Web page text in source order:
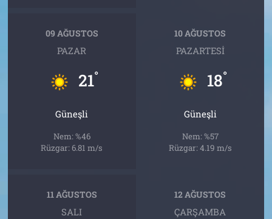
09 AĞUSTOS
PAZAR
21°
Güneşli
Nem: %46
Rüzgar: 6.81 m/s
10 AĞUSTOS
PAZARTESI
18°
Güneşli
Nem: %57
Rüzgar: 4.19 m/s
11 AĞUSTOS
SALI
12 AĞUSTOS
ÇARŞAMBA